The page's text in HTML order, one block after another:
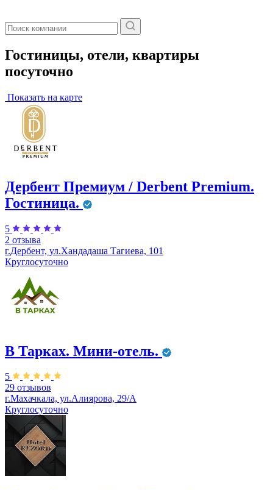
Гостиницы, отели, квартиры
посуточно
Показать на карте
Дербент Премиум / Derbent Premium.
Гостиница.
5
2 отзыва
г.Дербент, ул.​Хандадаша Тагиева, 101
Круглосуточно
В Тарках. Мини-отель.
5
29 отзывов
г.Махачкала, ул.Алиярова, 29/А
Круглосуточно